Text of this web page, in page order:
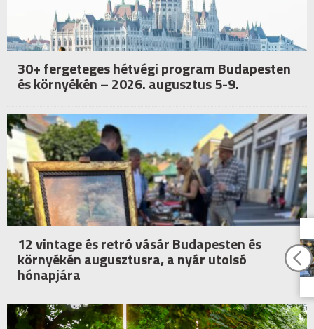
30+ fergeteges hétvégi program Budapesten
és környékén – 2026. augusztus 5-9.
12 vintage és retró vásár Budapesten és
környékén augusztusra, a nyár utolsó
hónapjára